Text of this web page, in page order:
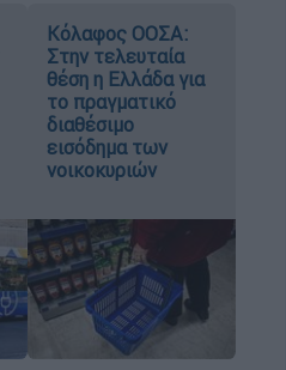
Κόλαφος ΟΟΣΑ:
Στην τελευταία
θέση η Ελλάδα για
το πραγματικό
διαθέσιμο
εισόδημα των
νοικοκυριών